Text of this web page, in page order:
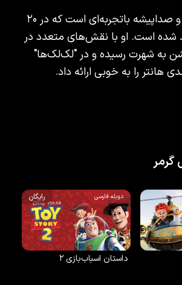
کلسی گرمر بازیگر و صداپیشه باتجربه‌ای است که در ۲۰
متولد شده است. او با نقش‌های متعدد در
به شهرت رسیده و در "لک‌لک‌ها"
را به خوبی ارائه داد.
گرمر
دوبله فارسی رایگان
داستان اسباب‌بازی ۲